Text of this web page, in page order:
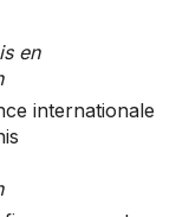
en
internationale